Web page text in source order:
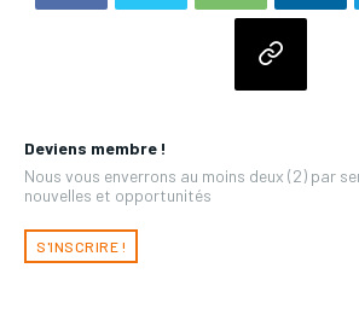
Deviens membre !
Nous vous enverrons au moins deux (2) par
nouvelles et opportunités
S'INSCRIRE !